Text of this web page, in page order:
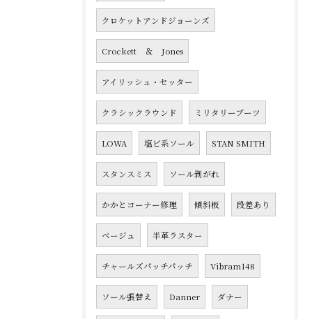
クロケットアンドジョーンズ
Crockett ＆ Jones
アイリッシュ・セッター
クラシックラウンド ミリタリーブーツ
LOWA 塩ビ系ソール STAN SMITH
スタンスミス ソール剥がれ
かかとコーナー修理 傾斜板 段差あり
ベージュ 半革ラスター
チャールズパッチパッチ Vibram148
ソール張替え Danner ダナー